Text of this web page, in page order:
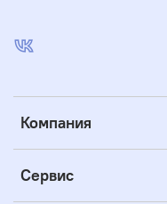
Компания
Сервис